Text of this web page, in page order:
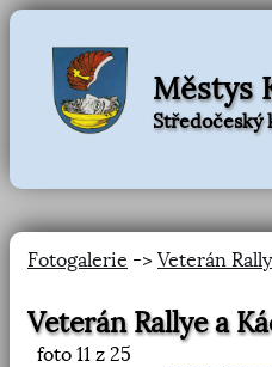
Městys
Středočeský
Fotogalerie -> Veterán
Veterán Rallye a
foto 11 z 25